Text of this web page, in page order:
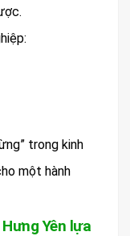
trong kinh
một hành
Yên lựa